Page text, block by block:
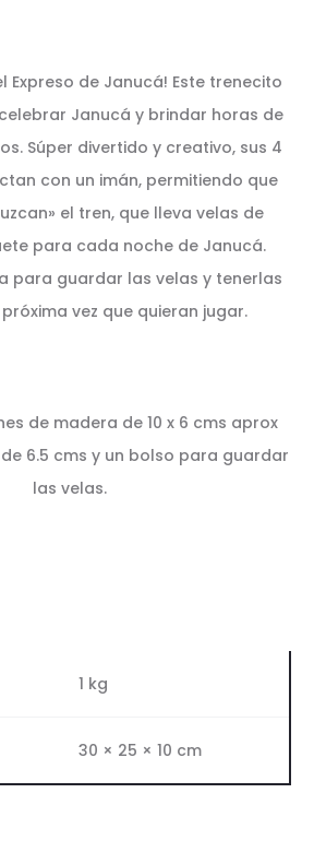
Expreso de Janucá! Este trenecito
Janucá y brindar horas de
Súper divertido y creativo, sus 4
con un imán, permitiendo que
el tren, que lleva velas de
para cada noche de Janucá.
para guardar las velas y tenerlas
vez que quieran jugar.
de madera de 10 x 6 cms aprox
6.5 cms y un bolso para guardar
las velas.
1 kg
30 × 25 × 10 cm